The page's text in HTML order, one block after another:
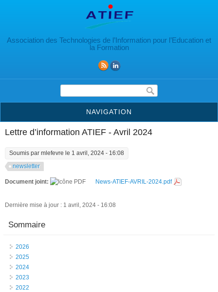
Association des Technologies de l’Information pour l’Education et
la Formation
Formulaire de recherche
NAVIGATION
Lettre d’information ATIEF - Avril 2024
Soumis par mlefevre le 1 avril, 2024 - 16:08
newsletter
Document joint: News-ATIEF-AVRIL-2024.pdf
Dernière mise à jour : 1 avril, 2024 - 16:08
Sommaire
2026
2025
2024
2023
2022